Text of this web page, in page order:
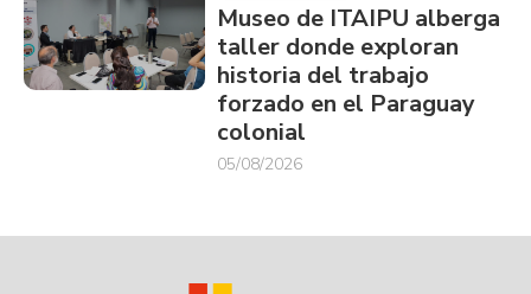
Museo de ITAIPU alberga
taller donde exploran
historia del trabajo
forzado en el Paraguay
colonial
05/08/2026